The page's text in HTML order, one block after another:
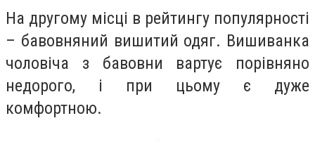
На другому місці в рейтингу популярності
– бавовняний вишитий одяг. Вишиванка
чоловіча з бавовни вартує порівняно
недорого, і при цьому є дуже
комфортною.